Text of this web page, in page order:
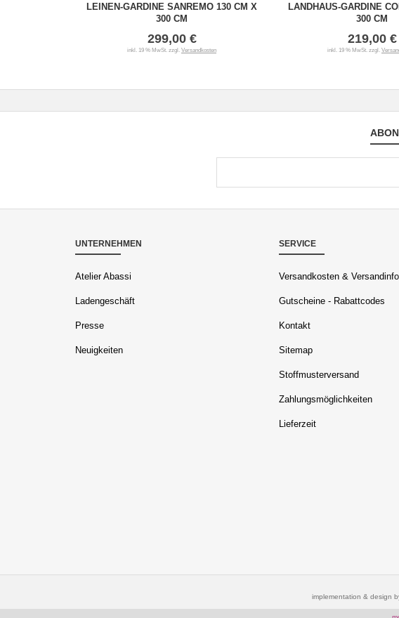
LEINEN-GARDINE SANREMO 130 CM X
300 CM
299,00 €
inkl. 19 % MwSt. zzgl. Versandkosten
LANDHAUS-GARDINE
300 CM
219,00 €
inkl. 19 % MwSt. zzgl.
UNTERNEHMEN
Atelier Abassi
Ladengeschäft
Presse
Neuigkeiten
SERVICE
Versandkosten &
Gutscheine - Rabattcodes
Kontakt
Sitemap
Stoffmusterversand
Zahlungsmöglichkeiten
Lieferzeit
implementation & design